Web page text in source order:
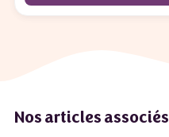
Nos articles associés